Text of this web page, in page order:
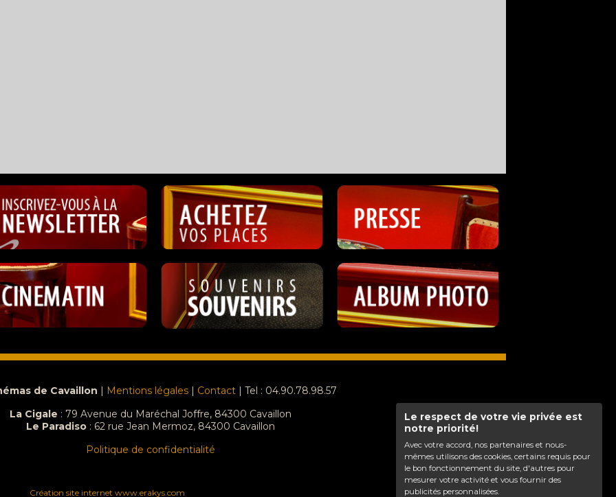
Le respect de votre vie privée est
notre priorité!
Avec votre accord, nos partenaires et nous-
mêmes utilisons des cookies, certains requis pour
le bon fonctionnement du site, d'autres pour
mesurer votre activité et vous fournir des
publicités personnalisées.
de Cavaillon | Mentions légales | Contact | Tel : 04.90.78.98.57
La Cigale : 79 Avenue du Maréchal Joffre, 84300 Cavaillon
Le Paradiso : 62 rue Jean Mermoz, 84300 Cavaillon
Politique de confidentialité
Haut de page
Création site internet www.erakys.com